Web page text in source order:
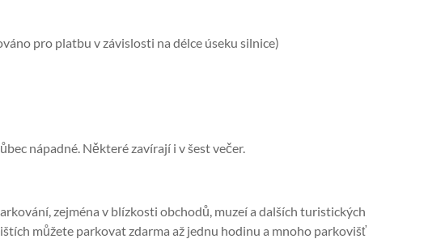
pro platbu v závislosti na délce úseku silnice)
nápadné. Některé zavírají i v šest večer.
zejména v blízkosti obchodů, muzeí a dalších turistických
můžete parkovat zdarma až jednu hodinu a mnoho parkovišť